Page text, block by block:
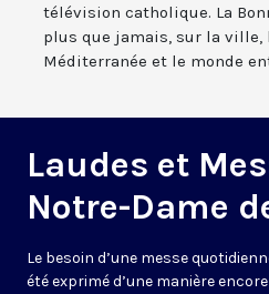
télévision catholique. La
plus que jamais, sur la ville,
Méditerranée et le monde
Laudes et
Notre-Dame
Le besoin d’une messe
été exprimé d’une manière